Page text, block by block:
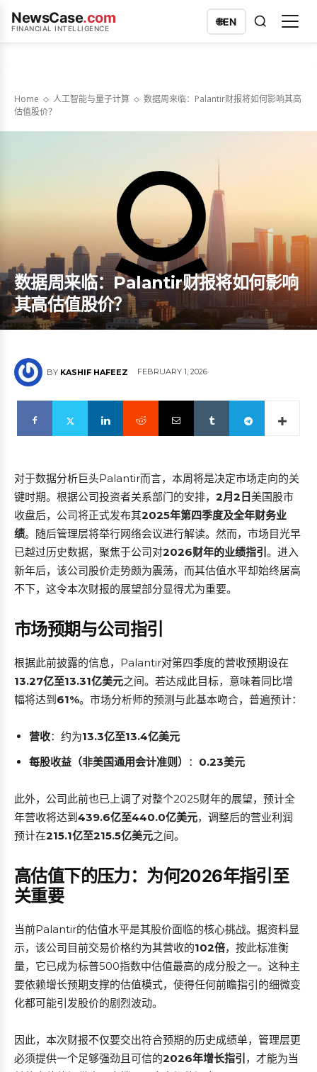
NewsCase.com
FINANCIAL INTELLIGENCE
🌐EN
Home 人工智能与量子计算
数据周来临：Palantir财报将如何影响其高
估值股价？
数据周来临：Palantir财报将如何影响
其高估值股价？
BY KASHIF HAFEEZ FEBRUARY 1, 2026
对于数据分析巨头Palantir而言，本周将是决定市场走向的关
键时期。根据公司投资者关系部门的安排， 2月2日美国股市
收盘后，公司将正式发布其2025年第四季度及全年财务业
绩。随后管理层将举行网络会议进行解读。然而，市场目光早
已越过历史数据，聚焦于公司对2026财年的业绩指引 。进入
新年后，该公司股价走势颇为震荡，而其估值水平却始终居高
不下，这令本次财报的展望部分显得尤为重要。
市场预期与公司指引
根据此前披露的信息，Palantir对第四季度的营收预期设在
13.27亿至13.31亿美元之间。若达成此目标，意味着同比增
幅将达到61%。市场分析师的预测与此基本吻合，普遍预计：
营收：约为13.3亿至13.4亿美元
每股收益（非美国通用会计准则） ： 0.23美元
此外，公司此前也已上调了对整个2025财年的展望，预计全
年营收将达到439.6亿至440.0亿美元，调整后的营业利润
预计在215.1亿至215.5亿美元之间。
高估值下的压力：为何2026年指引至
关重要
当前Palantir的估值水平是其股价面临的核心挑战。据资料显
示，该公司目前交易价格约为其营收的102倍，按此标准衡
量，它已成为标普500指数中估值最高的成分股之一。这种主
要依赖增长预期支撑的估值模式，使得任何前瞻指引的细微变
化都可能引发股价的剧烈波动。
因此，本次财报不仅要交出符合预期的历史成绩单，管理层更
必须提供一个足够强劲且可信的2026年增长指引 ，才能为当